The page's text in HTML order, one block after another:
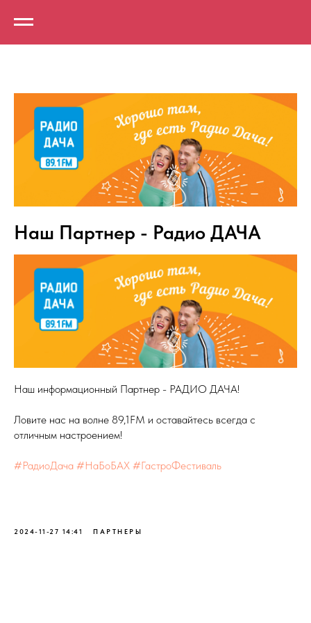
Наш Партнер - Радио ДАЧА
Наш информационный Партнер - РАДИО ДАЧА!
Ловите нас на волне 89,1FM и оставайтесь всегда с
отличным настроением!
#РадиоДача #НаБоБАХ #ГастроФестиваль
2024-11-27 14:41 ПАРТНЕРЫ